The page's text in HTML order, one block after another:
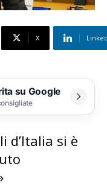
X
su Google
d’Italia si è